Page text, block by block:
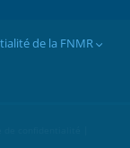
de la FNMR